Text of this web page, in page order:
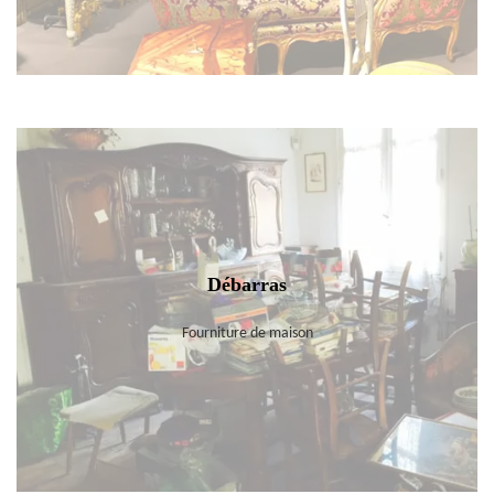
Débarras
Fourniture de maison